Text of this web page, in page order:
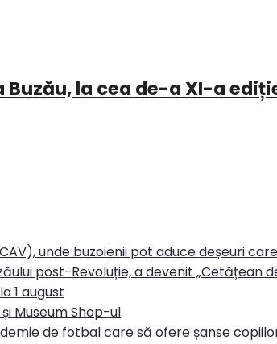
la cea de-a XI-a
unde buzoienii pot aduce deșeuri
post-Revoluție, a devenit „Cetățean
1 august
Museum Shop-ul
de fotbal care să ofere șanse